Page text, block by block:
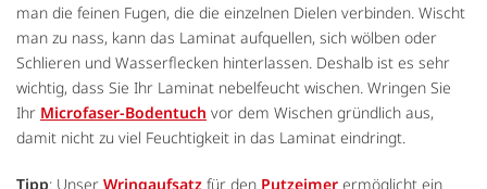
man die feinen Fugen, die die einzelnen Dielen verbinden. Wischt
man zu nass, kann das Laminat aufquellen, sich wölben oder
Schlieren und Wasserflecken hinterlassen. Deshalb ist es sehr
wichtig, dass Sie Ihr Laminat nebelfeucht wischen. Wringen Sie
Ihr Microfaser-Bodentuch vor dem Wischen gründlich aus,
damit nicht zu viel Feuchtigkeit in das Laminat eindringt.
Tipp: Unser Wringaufsatz für den Putzeimer ermöglicht ein